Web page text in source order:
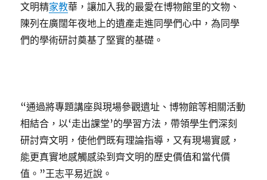
文明精家教華，讓加入我的最愛在博物館里的文物、
陳列在廣闊年夜地上的遺產走進同學們心中，為同學
們的學術研討奠基了堅實的基礎。
“通過將專題講座與現場參觀遺址、博物館等相關活動
相結合，以‘走出課堂’的學習方法，帶領學生們深刻
研討齊文明，使他們既有理論指導，又有現場實感，
能更真實地感觸感染到齊文明的歷史價值和當代價
值。”王志平易近說。